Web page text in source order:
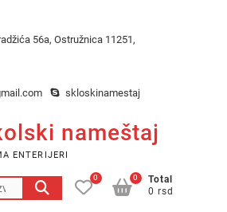
56a, Ostružnica 11251,
skloskinamestaj
nameštaj
ENTERIJERI
Pretraga
za:
0
Total
0 rsd
0